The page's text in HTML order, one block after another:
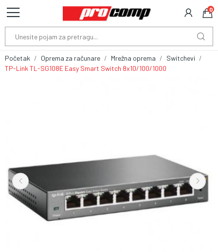
0
Početak Oprema za računare Mrežna oprema
Switchevi
TP-Link TL-SG108E Easy Smart Switch 8x10/100/1000